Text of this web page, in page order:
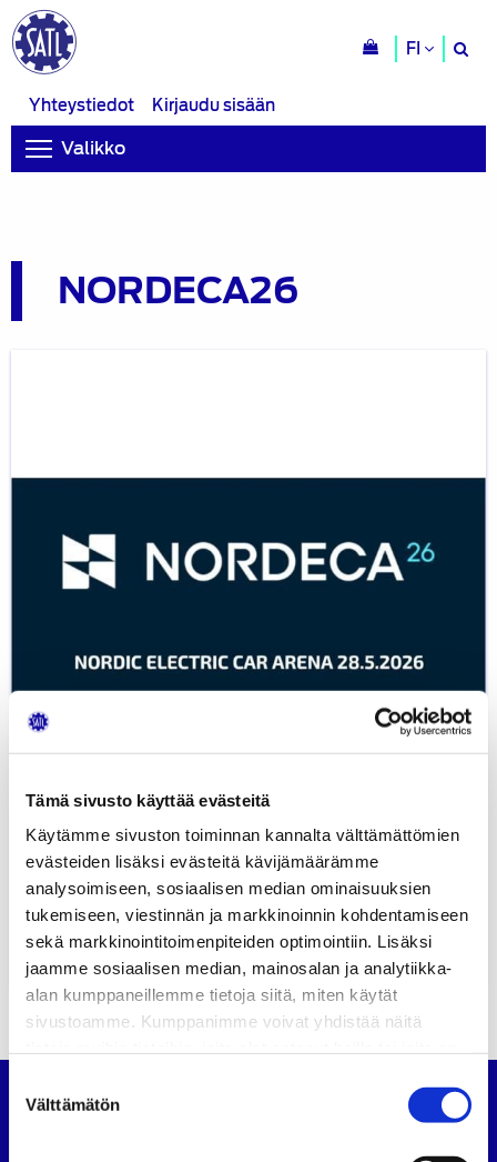
Tämä sivusto käyttää evästeitä
Käytämme sivuston toiminnan kannalta välttämättömien
evästeiden lisäksi evästeitä kävijämäärämme
analysoimiseen, sosiaalisen median ominaisuuksien
tukemiseen, viestinnän ja markkinoinnin kohdentamiseen
sekä markkinointitoimenpiteiden optimointiin. Lisäksi
jaamme sosiaalisen median, mainosalan ja analytiikka-
alan kumppaneillemme tietoja siitä, miten käytät
sivustoamme. Kumppanimme voivat yhdistää näitä
valinta
Välttämätön
FI
Yhteystiedot
Kirjaudu sisään
Valikko
NORDECA26
Jäsenet jäsenetuhintaan NORDECA26
sähköautoalan
asiantuntijatapahtumaan...
11.03.2026 UUTISET